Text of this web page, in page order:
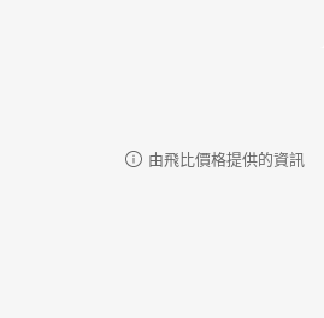
由飛比價格提供的資訊